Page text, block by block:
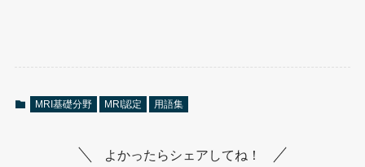
MRI基礎分野 MRI認定 用語集
よかったらシェアしてね！